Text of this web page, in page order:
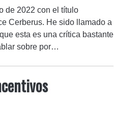
de 2022 con el título
Cerberus. He sido llamado a
esta es una crítica bastante
sobre por…